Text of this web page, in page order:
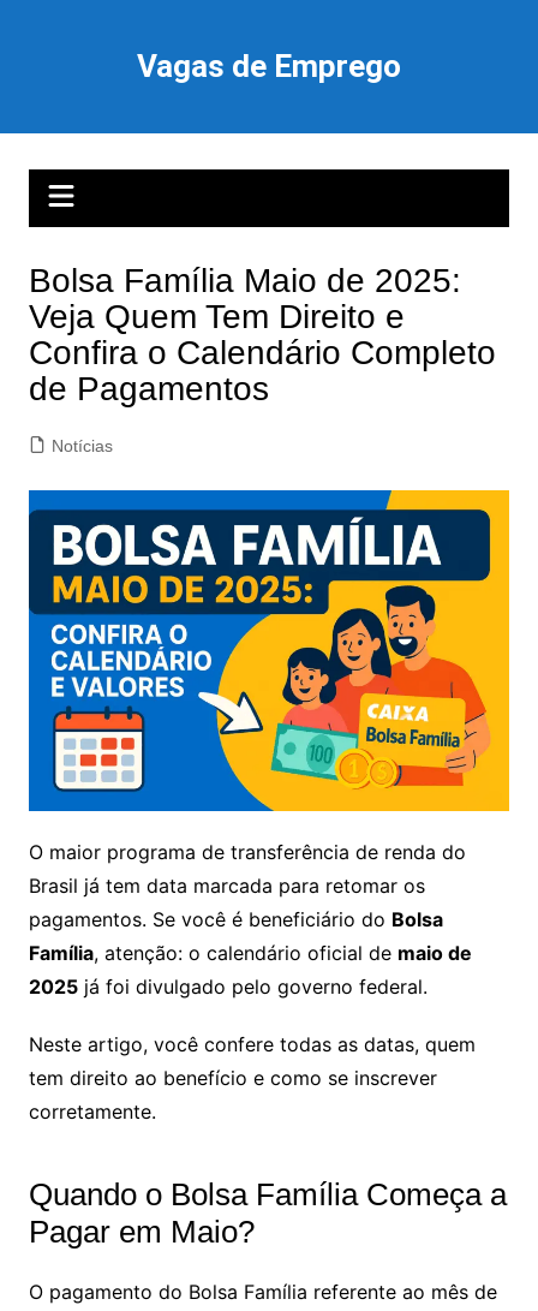
Vagas de Emprego
Bolsa Família Maio de 2025:
Veja Quem Tem Direito e
Confira o Calendário Completo
de Pagamentos
Notícias
O maior programa de transferência de renda do
Brasil já tem data marcada para retomar os
pagamentos. Se você é beneficiário do Bolsa
Família, atenção: o calendário oficial de maio de
2025já foi divulgado pelo governo federal.
Neste artigo, você confere todas as datas, quem
tem direito ao benefício e como se inscrever
corretamente.
Quando o Bolsa Família Começa a
Pagar em Maio?
O pagamento do Bolsa Família referente ao mês de